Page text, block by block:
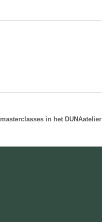
masterclasses in het DUNAatelier